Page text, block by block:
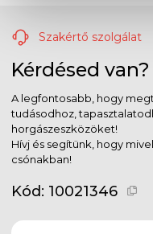
Szakértő szolgálat
Kérdésed van?
A legfontosabb, hogy
tudásodhoz,
horgászeszközöket!
Hívj és segítünk, hogy
csónakban!
Kód: 10021346